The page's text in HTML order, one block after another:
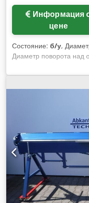
цене
Состояние: б/у,
Диаметр поворота над
1000 мм Высота
центрами 1000 мм
вращения шпинделя
мм/об Резьба - мм шаг
- 152 Gg/" Резьба -
320 мм Dedpfx
бабки 55 мм
торцевого суппорта
Общая потребляемая
1,3 тонны Размеры
Принадлежности: 3-
головка MULTIFIX с 2
центральной точкой,